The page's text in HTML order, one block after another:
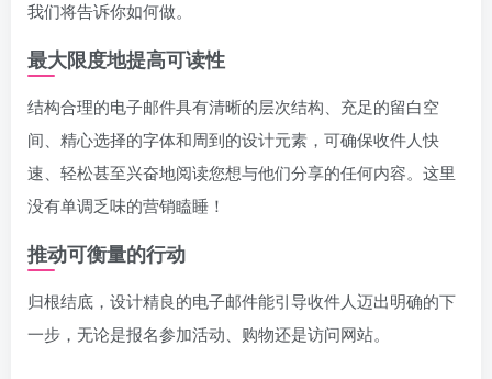
我们将告诉你如何做。
最大限度地提高可读性
结构合理的电子邮件具有清晰的层次结构、充足的留白空
间、精心选择的字体和周到的设计元素，可确保收件人快
速、轻松甚至兴奋地阅读您想与他们分享的任何内容。这里
没有单调乏味的营销瞌睡！
推动可衡量的行动
归根结底，设计精良的电子邮件能引导收件人迈出明确的下
一步，无论是报名参加活动、购物还是访问网站。